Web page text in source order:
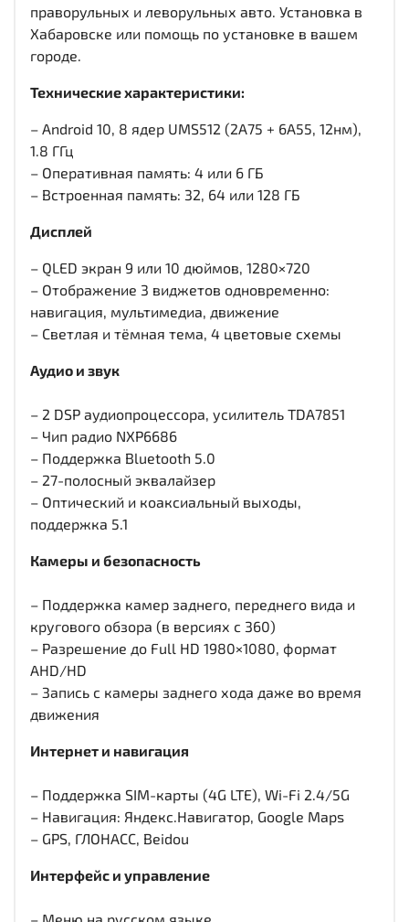
праворульных и леворульных авто. Установка в
Хабаровске или помощь по установке в вашем
городе.
Технические характеристики:
– Android 10, 8 ядер UMS512 (2A75 + 6A55, 12нм),
1.8 ГГц
– Оперативная память: 4 или 6 ГБ
– Встроенная память: 32, 64 или 128 ГБ
Дисплей
– QLED экран 9 или 10 дюймов, 1280×720
– Отображение 3 виджетов одновременно:
навигация, мультимедиа, движение
– Светлая и тёмная тема, 4 цветовые схемы
Аудио и звук
– 2 DSP аудиопроцессора, усилитель TDA7851
– Чип радио NXP6686
– Поддержка Bluetooth 5.0
– 27-полосный эквалайзер
– Оптический и коаксиальный выходы,
поддержка 5.1
Камеры и безопасность
– Поддержка камер заднего, переднего вида и
кругового обзора (в версиях с 360)
– Разрешение до Full HD 1980×1080, формат
AHD/HD
– Запись с камеры заднего хода даже во время
движения
Интернет и навигация
– Поддержка SIM-карты (4G LTE), Wi-Fi 2.4/5G
– Навигация: Яндекс.Навигатор, Google Maps
– GPS, ГЛОНАСС, Beidou
Интерфейс и управление